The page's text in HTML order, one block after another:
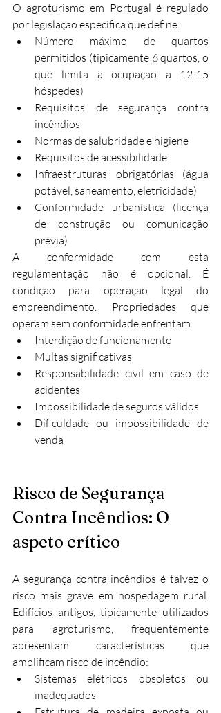
O agroturismo em Portugal é regulado
por legislação específica que define:
Número máximo de quartos
permitidos (tipicamente 6 quartos, o
que limita a ocupação a 12-15
hóspedes)
Requisitos de segurança contra
incêndios
Normas de salubridade e higiene
Requisitos de acessibilidade
Infraestruturas obrigatórias (água
potável, saneamento, eletricidade)
Conformidade urbanística (licença
de construção ou comunicação
prévia)
A conformidade com esta
regulamentação não é opcional. É
condição para operação legal do
empreendimento. Propriedades que
operam sem conformidade enfrentam:
Interdição de funcionamento
Multas significativas
Responsabilidade civil em caso de
acidentes
Impossibilidade de seguros válidos
Dificuldade ou impossibilidade de
venda
Risco de Segurança
Contra Incêndios: O
aspeto crítico
A segurança contra incêndios é talvez o
risco mais grave em hospedagem rural.
Edifícios antigos, tipicamente utilizados
para agroturismo, frequentemente
apresentam características que
amplificam risco de incêndio:
Sistemas elétricos obsoletos ou
inadequados